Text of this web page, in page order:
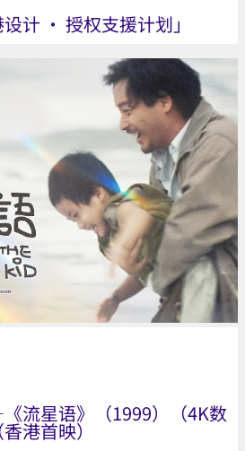
计 ‧ 授权支援计划」
流星语》（1999）（4K数
港首映）